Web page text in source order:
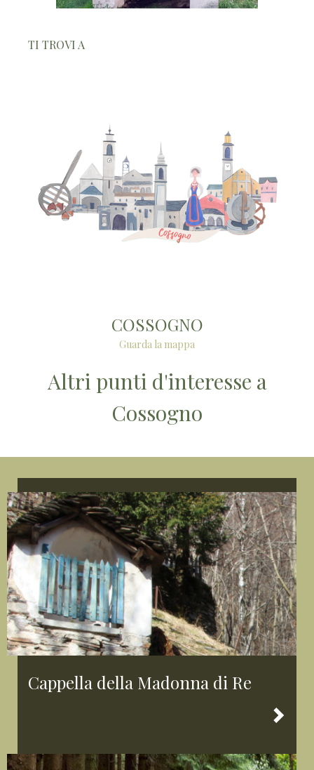
TI TROVI A
COSSOGNO
Guarda la mappa
Altri punti d'interesse a
Cossogno
Cappella della Madonna di Re